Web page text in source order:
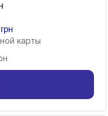
карты